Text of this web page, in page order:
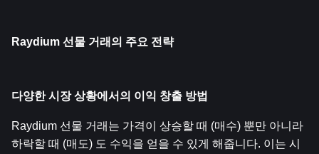
Raydium 선물 거래의 주요 전략
다양한 시장 상황에서의 이익 창출 방법
Raydium 선물 거래는 가격이 상승할 때 (매수) 뿐만 아니라
하락할 때 (매도) 도 수익을 얻을 수 있게 해줍니다. 이는 시